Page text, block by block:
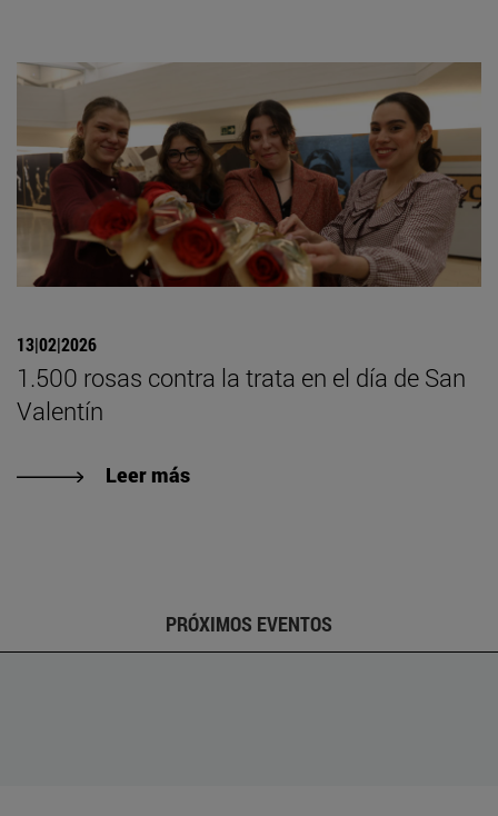
13|02|2026
1.500 rosas contra la trata en el día de San
Valentín
Leer más
PRÓXIMOS EVENTOS